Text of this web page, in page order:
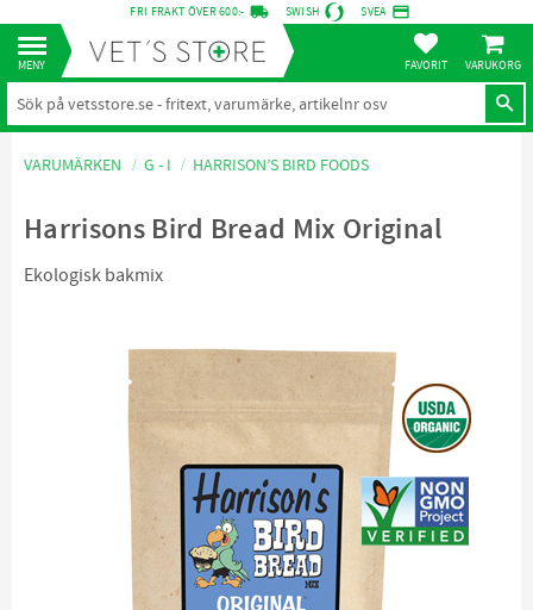
Meny
FRI FRAKT ÖVER 600:- local_shipping SWISH SVEA credit_card
FAVORITER
VARUMÄRKEN G - I HARRISON’S BIRD FOODS
Harrisons Bird Bread Mix Original
Ekologisk bakmix